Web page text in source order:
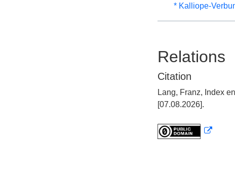
* Kalliope-
Relations
Citation
Lang, Franz, Index
[07.08.2026].